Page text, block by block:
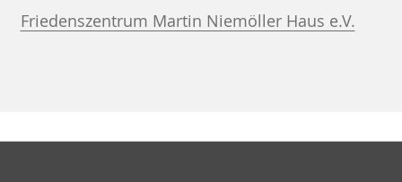
Friedenszentrum Martin Niemöller Haus e.V.